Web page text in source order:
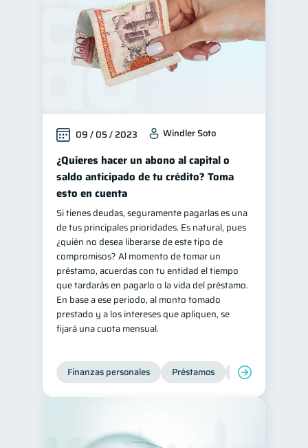
09 / 05 / 2023 Windler Soto
¿Quieres hacer un abono al capital o
saldo anticipado de tu crédito? Toma
esto en cuenta
Si tienes deudas, seguramente pagarlas es una
de tus principales prioridades. Es natural, pues
¿quién no desea liberarse de este tipo de
compromisos? Al momento de tomar un
préstamo, acuerdas con tu entidad el tiempo
que tardarás en pagarlo o la vida del préstamo.
En base a ese período, al monto tomado
prestado y a los intereses que apliquen, se
fijará una cuota mensual.
Finanzas personales Préstamos Productos